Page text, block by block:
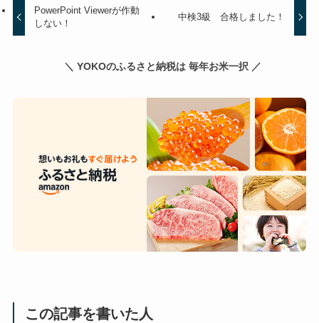
PowerPoint Viewerが作動
しない！
中検3級 合格しました！
＼ YOKOのふるさと納税は 毎年お米一択 ／
この記事を書いた人